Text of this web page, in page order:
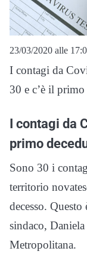
23/03/2020 alle
I contagi da
30 e c’è il
I contagi da
primo
Sono 30 i
territorio
decesso.
sindaco,
Metropolitana.